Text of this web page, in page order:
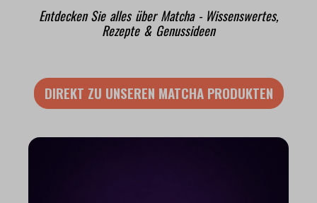
Entdecken Sie alles über Matcha - Wissenswertes,
Rezepte & Genussideen
DIREKT ZU UNSEREN MATCHA PRODUKTEN